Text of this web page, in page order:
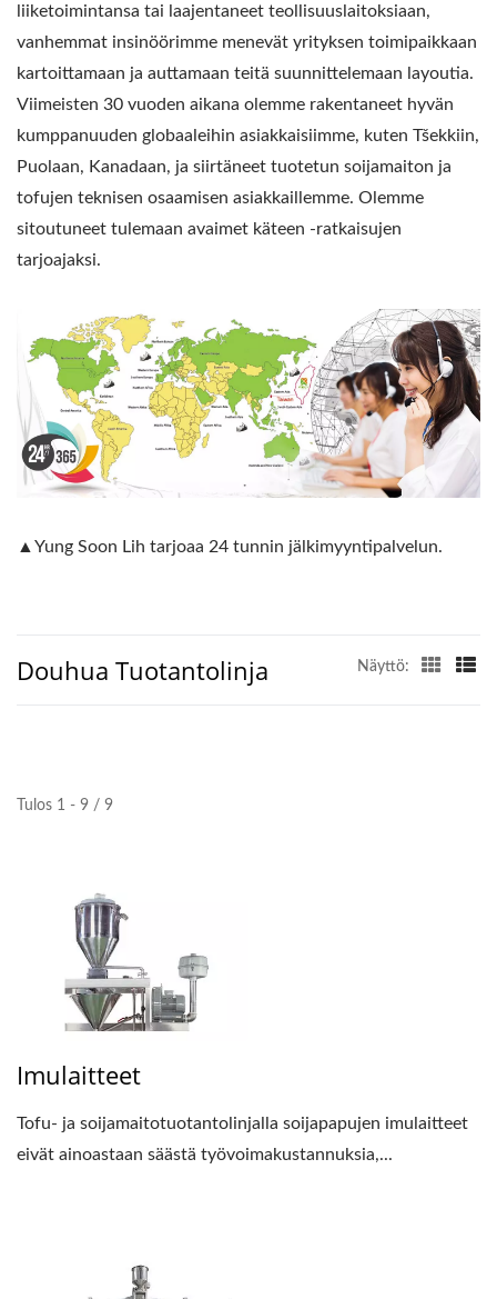
liiketoimintansa tai laajentaneet teollisuuslaitoksiaan,
vanhemmat insinöörimme menevät yrityksen toimipaikkaan
kartoittamaan ja auttamaan teitä suunnittelemaan layoutia.
Viimeisten 30 vuoden aikana olemme rakentaneet hyvän
kumppanuuden globaaleihin asiakkaisiimme, kuten Tšekkiin,
Puolaan, Kanadaan, ja siirtäneet tuotetun soijamaiton ja
tofujen teknisen osaamisen asiakkaillemme. Olemme
sitoutuneet tulemaan avaimet käteen -ratkaisujen
tarjoajaksi.
▲Yung Soon Lih tarjoaa 24 tunnin jälkimyyntipalvelun.
Douhua Tuotantolinja Näyttö:
Tulos 1 - 9 / 9
Imulaitteet
Tofu- ja soijamaitotuotantolinjalla soijapapujen imulaitteet
eivät ainoastaan säästä työvoimakustannuksia,...